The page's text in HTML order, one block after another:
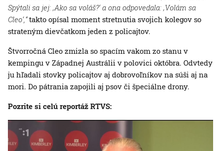
Spýtali sa jej: ‚Ako sa voláš?‘ a ona odpovedala: ‚Volám sa
Cleo‘,“takto opísal moment stretnutia svojich kolegov so
strateným dievčatkom jeden z policajtov.
Štvorročná Cleo zmizla so spacím vakom zo stanu v
kempingu v Západnej Austrálii v polovici októbra. Odvtedy
ju hľadali stovky policajtov aj dobrovoľníkov na súši aj na
mori. Do pátrania zapojili aj psov či špeciálne drony.
Pozrite si celú reportáž RTVS: